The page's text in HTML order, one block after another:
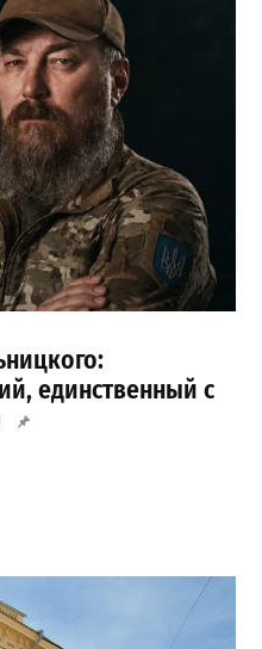
единственный с